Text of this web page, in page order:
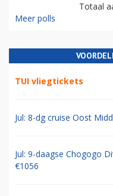
Totaal
Meer polls
TUI vliegtickets
Jul: 8-dg cruise Oost
Jul: 9-daagse Chogogo
€1056